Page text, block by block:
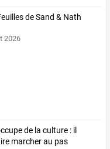
de Sand & Nath
2026
de la culture : il
marcher au pas